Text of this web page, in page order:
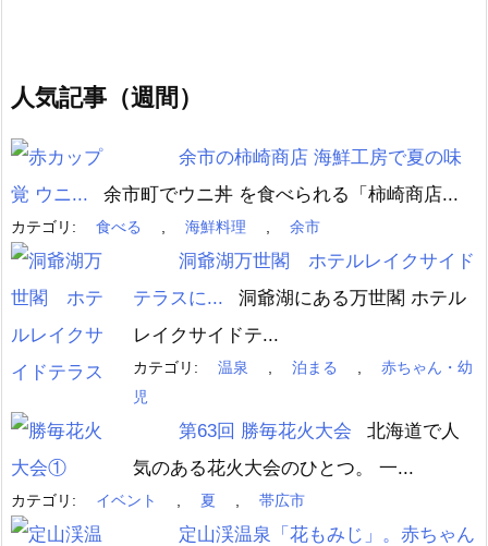
人気記事（週間）
余市の柿崎商店 海鮮工房で夏の味
覚 ウニ...
余市町でウニ丼 を食べられる「柿崎商店...
カテゴリ: 食べる 海鮮料理 余市
洞爺湖万世閣 ホテルレイクサイド
テラスに...
洞爺湖にある万世閣 ホテル
レイクサイドテ...
カテゴリ: 温泉 泊まる
赤ちゃん・幼
児
第63回 勝毎花火大会
北海道で人
気のある花火大会のひとつ。 一...
カテゴリ: イベント 夏 帯広市
定山渓温泉「花もみじ」。赤ちゃん